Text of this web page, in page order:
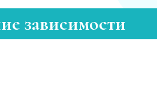
зависимости